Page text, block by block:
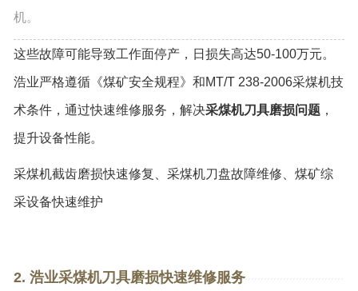
机。
这些故障可能导致工作面停产，日损失高达50-100万元。
浩业严格遵循《煤矿安全规程》和MT/T 238-2006采煤机技
术条件，通过快速维修服务，解决采煤机刀具磨损问题 ，
提升设备性能。
采煤机截齿磨损快速修复、采煤机刀盘故障维修、煤矿综
采设备快速维护
2. 浩业采煤机刀具磨损快速维修服务